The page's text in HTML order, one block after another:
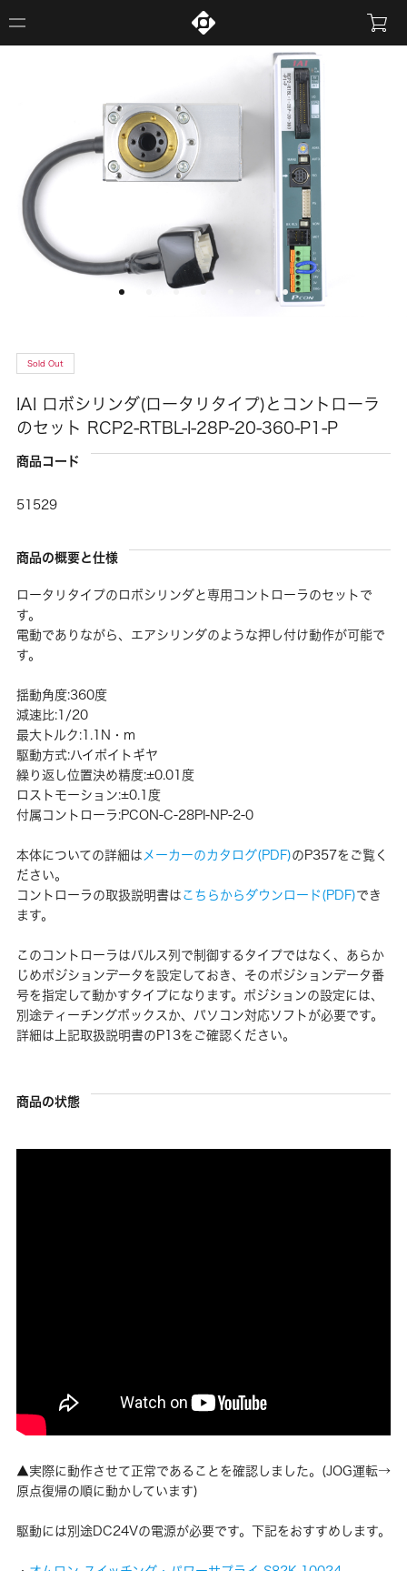
Sold Out
IAI ロボシリンダ(ロータリタイプ)とコントローラ
のセット RCP2-RTBL-I-28P-20-360-P1-P
商品コード
51529
商品の概要と仕様
ロータリタイプのロボシリンダと専用コントローラのセットで
す。
電動でありながら、エアシリンダのような押し付け動作が可能で
す。
揺動角度:360度
減速比:1/20
最大トルク:1.1N・m
駆動方式:ハイポイトギヤ
繰り返し位置決め精度:±0.01度
ロストモーション:±0.1度
付属コントローラ:PCON-C-28PI-NP-2-0
本体についての詳細は メーカーのカタログ(PDF)のP357をご覧く
ださい。
コントローラの取扱説明書はこちらからダウンロード(PDF)でき
ます。
このコントローラはパルス列で制御するタイプではなく、あらか
じめポジションデータを設定しておき、そのポジションデータ番
号を指定して動かすタイプになります。ポジションの設定には、
別途ティーチングボックスか、パソコン対応ソフトが必要です。
詳細は上記取扱説明書のP13をご確認ください。
商品の状態
▲実際に動作させて正常であることを確認しました。(JOG運転→
原点復帰の順に動かしています)
駆動には別途DC24Vの電源が必要です。下記をおすすめします。